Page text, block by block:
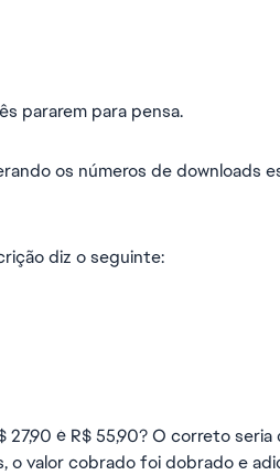
pararem para pensa.
os números de downloads
diz o seguinte:
é R$ 55,90? O correto
o valor cobrado foi dobrado e